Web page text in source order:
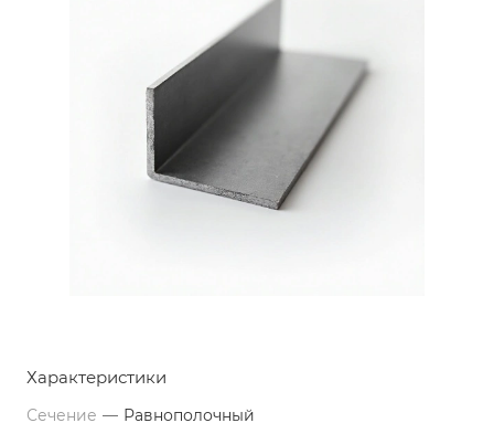
Характеристики
Сечение — Равнополочный